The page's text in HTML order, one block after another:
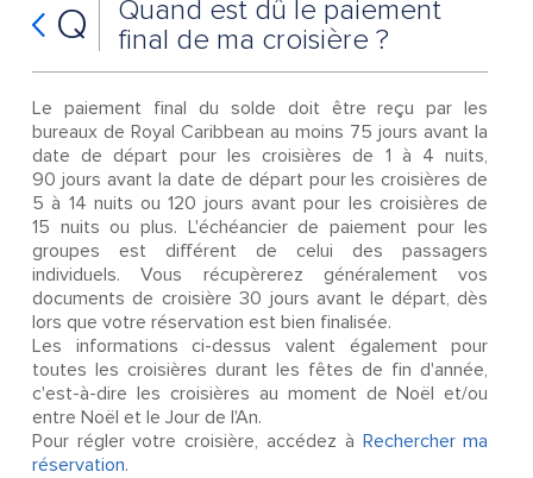
Q
Quand est dû le paiement
final de ma croisière ?
Le paiement final du solde doit être reçu par les
bureaux de Royal Caribbean au moins 75 jours avant la
date de départ pour les croisières de 1 à 4 nuits,
90 jours avant la date de départ pour les croisières de
5 à 14 nuits ou 120 jours avant pour les croisières de
15 nuits ou plus. L'échéancier de paiement pour les
groupes est différent de celui des passagers
individuels. Vous récupèrerez généralement vos
documents de croisière 30 jours avant le départ, dès
lors que votre réservation est bien finalisée.
Les informations ci-dessus valent également pour
toutes les croisières durant les fêtes de fin d'année,
c'est-à-dire les croisières au moment de Noël et/ou
entre Noël et le Jour de l'An.
Pour régler votre croisière, accédez à Rechercher ma
réservation.